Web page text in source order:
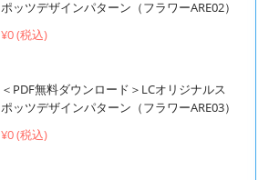
ポッツデザインパターン（フラワーARE02）
¥0 (税込)
＜PDF無料ダウンロード＞LCオリジナルス
ポッツデザインパターン（フラワーARE03）
¥0 (税込)